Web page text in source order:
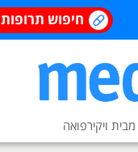
חיפוש תרופות
מבית ויקירפואה